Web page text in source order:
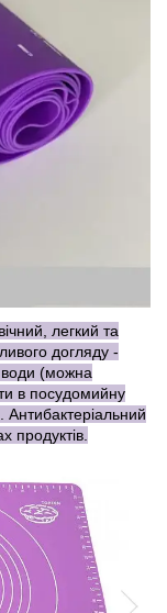
легкий та
догляду -
води (можна
в посудомийну
продуктів.